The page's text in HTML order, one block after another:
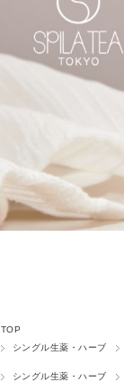
TOP
シングル生薬・ハーブ
シングル生薬・ハーブ